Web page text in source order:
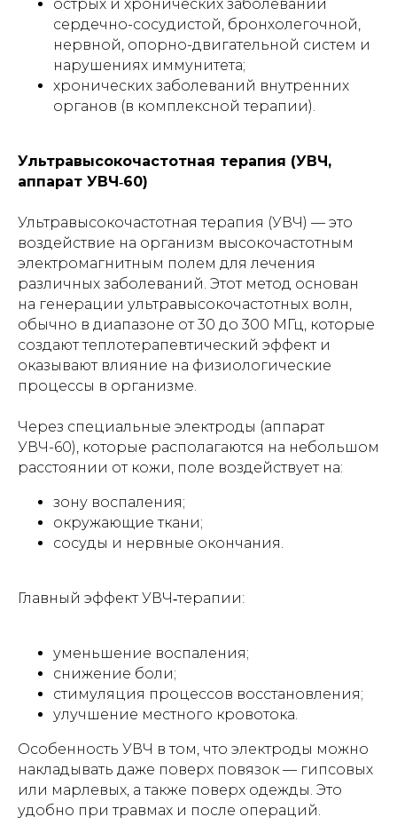
острых и хронических заболеваний
сердечно-сосудистой, бронхолегочной,
нервной, опорно-двигательной систем и
нарушениях иммунитета;
хронических заболеваний внутренних
органов (в комплексной терапии).
Ультравысокочастотная терапия (УВЧ,
аппарат УВЧ‑60)
Ультравысокочастотная терапия (УВЧ) — это
воздействие на организм высокочастотным
электромагнитным полем для лечения
различных заболеваний. Этот метод основан
на генерации ультравысокочастотных волн,
обычно в диапазоне от 30 до 300 МГц, которые
создают теплотерапевтический эффект и
оказывают влияние на физиологические
процессы в организме.
Через специальные электроды (аппарат
УВЧ-60), которые располагаются на небольшом
расстоянии от кожи, поле воздействует на:
зону воспаления;
окружающие ткани;
сосуды и нервные окончания.
Главный эффект УВЧ‑терапии:
уменьшение воспаления;
снижение боли;
стимуляция процессов восстановления;
улучшение местного кровотока.
Особенность УВЧ в том, что электроды можно
накладывать даже поверх повязок — гипсовых
или марлевых, а также поверх одежды. Это
удобно при травмах и после операций.